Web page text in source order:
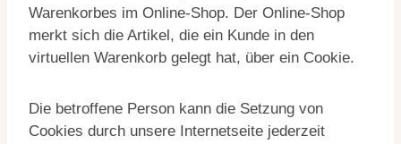
Warenkorbes im Online-Shop. Der Online-Shop
merkt sich die Artikel, die ein Kunde in den
virtuellen Warenkorb gelegt hat, über ein Cookie.
Die betroffene Person kann die Setzung von
Cookies durch unsere Internetseite jederzeit